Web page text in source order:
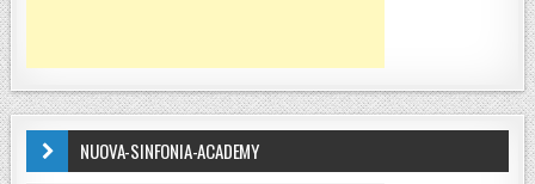
NUOVA-SINFONIA-ACADEMY